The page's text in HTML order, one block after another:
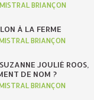
BRIANÇON
À LA FERME
BRIANÇON
JOULIÉ ROOS,
DE NOM ?
BRIANÇON